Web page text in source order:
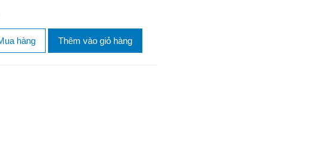
hàng Thêm vào giỏ hàng